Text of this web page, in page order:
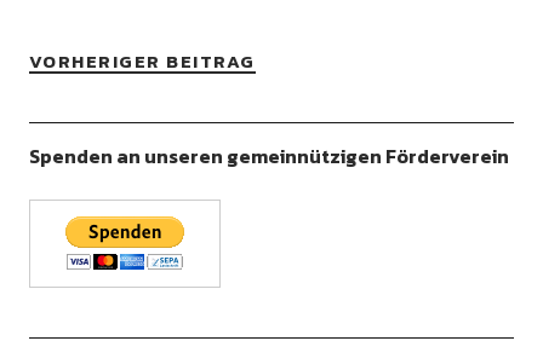
VORHERIGER BEITRAG
Spenden an unseren gemeinnützigen Förderverein